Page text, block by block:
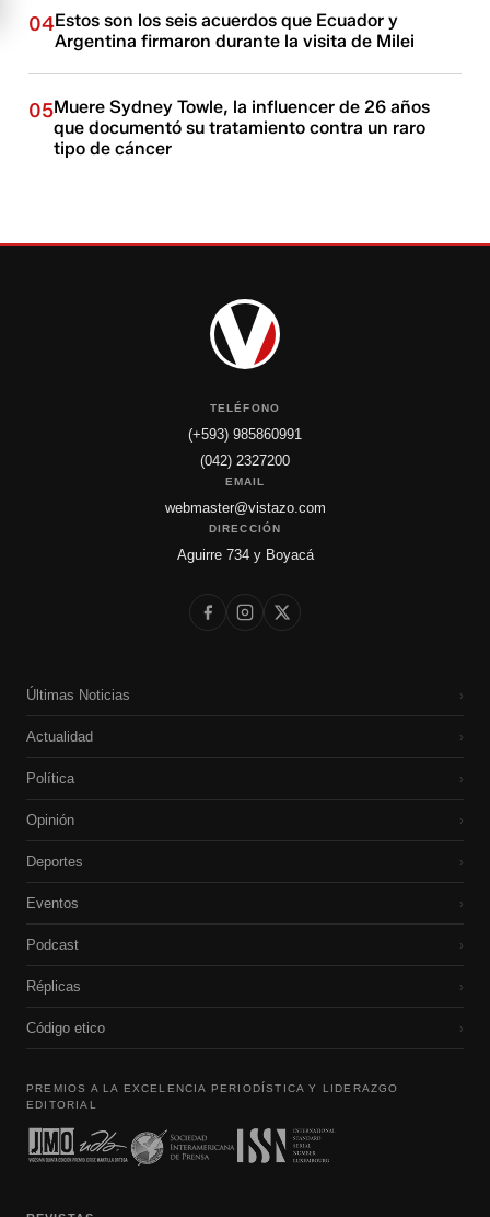
04Estos son los seis acuerdos que Ecuador y
Argentina firmaron durante la visita de Milei
05Muere Sydney Towle, la influencer de 26 años
que documentó su tratamiento contra un raro
tipo de cáncer
TELÉFONO
(+593) 985860991
(042) 2327200
EMAIL
webmaster@vistazo.com
DIRECCIÓN
Aguirre 734 y Boyacá
Últimas Noticias ›
Actualidad ›
Política ›
Opinión ›
Deportes ›
Eventos ›
Podcast ›
Réplicas ›
Código etico ›
PREMIOS A LA EXCELENCIA PERIODÍSTICA Y LIDERAZGO
EDITORIAL